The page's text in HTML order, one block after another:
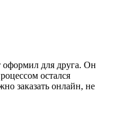
для друга. Он
остался
заказать онлайн, не